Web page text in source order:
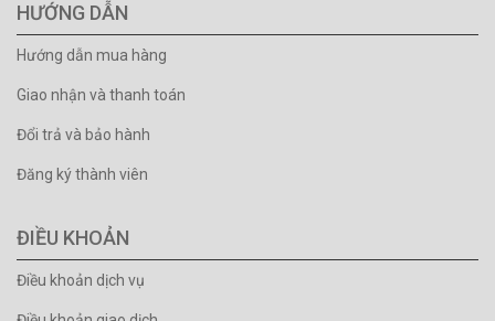
HƯỚNG DẪN
Hướng dẫn mua hàng
Giao nhận và thanh toán
Đổi trả và bảo hành
Đăng ký thành viên
ĐIỀU KHOẢN
Điều khoản dịch vụ